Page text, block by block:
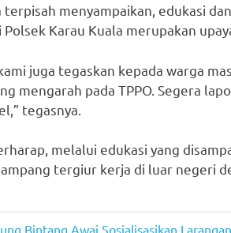
terpisah menyampaikan, edukasi
Karau Kuala merupakan
juga tegaskan kepada warga
mengarah pada TPPO. Segera
tegasnya.
melalui edukasi yang
tergiur kerja di luar negeri
Bintang Awai Sosialisasikan